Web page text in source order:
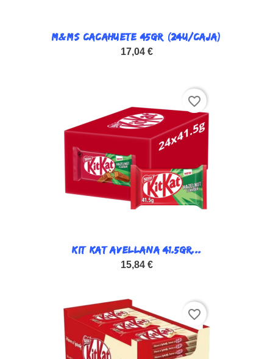
M&MS CACAHUETE 45GR (24U/CAJA)
17,04 €
KIT KAT AVELLANA 41.5GR...
15,84 €
favorite_border
favorite_border